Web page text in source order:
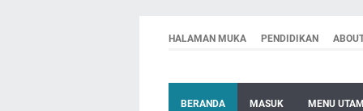
HALAMAN MUKA PENDIDIKAN
BERANDA MASUK MENU